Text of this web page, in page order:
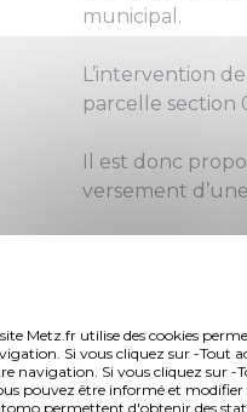
site Metz.fr utilise des cookies
Si vous cliquez sur -Tout
navigation. Si vous cliquez sur -
pouvez être informé et modifier
permettent d'obtenir des
municipal.
L’intervention
parcelle section
Il est donc
versement